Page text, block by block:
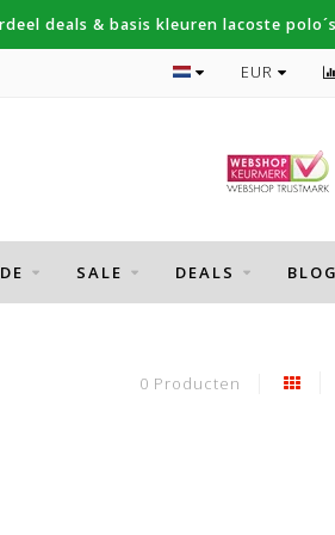
deals & basis kleuren lacoste
Topmerken Thomas Maine,
EUR
SALE DEALS BLOG
0 Producten